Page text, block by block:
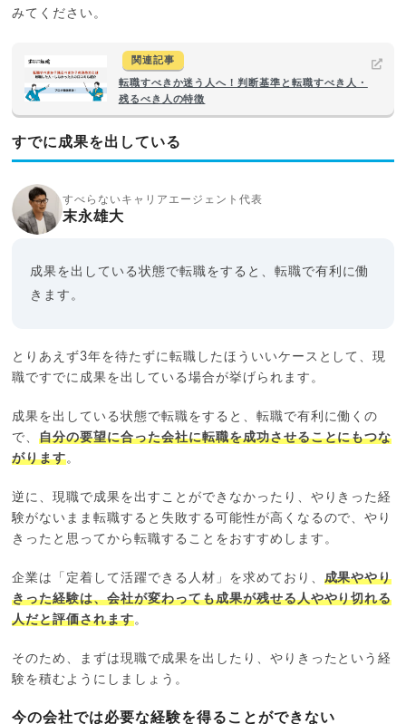
みてください。
関連記事
転職すべきか迷う人へ！判断基準と転職すべき人・
残るべき人の特徴
すでに成果を出している
すべらないキャリアエージェント代表
末永雄大
成果を出している状態で転職をすると、転職で有利に働
きます。
とりあえず3年を待たずに転職したほういいケースとして、現
職ですでに成果を出している場合が挙げられます。
成果を出している状態で転職をすると、転職で有利に働くの
で、自分の要望に合った会社に転職を成功させることにもつな
がります。
逆に、現職で成果を出すことができなかったり、やりきった経
験がないまま転職すると失敗する可能性が高くなるので、やり
きったと思ってから転職することをおすすめします。
企業は「定着して活躍できる人材」を求めており、 成果ややり
きった経験は、会社が変わっても成果が残せる人ややり切れる
人だと評価されます。
そのため、まずは現職で成果を出したり、やりきったという経
験を積むようにしましょう。
今の会社では必要な経験を得ることができない